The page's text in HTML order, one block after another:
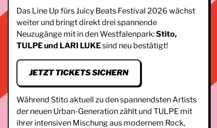
Das Line Up fürs Juicy Beats Festival 2026 wächst
weiter und bringt direkt drei spannende
Neuzugänge mit in den Westfalenpark:Stito,
TULPE und LARI LUKEsind neu bestätigt!
JETZT TICKETS SICHERN
Während Stito aktuell zu den spannendsten Artists
der neuen Urban-Generation zählt und TULPE mit
ihrer intensiven Mischung aus modernem Rock,